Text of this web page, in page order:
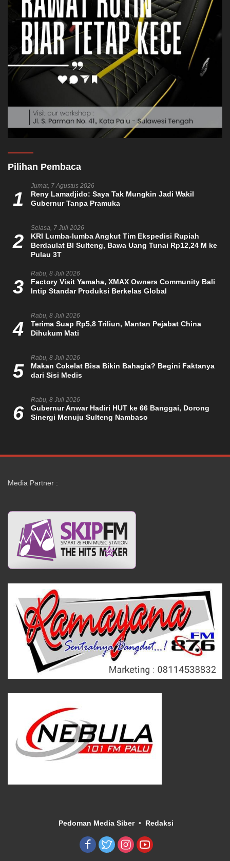
Pilihan Pembaca
1
Jumat, 7 Agustus 2026
Reny Lamadjido: Saya Tak Mungkin Jadi Wakil
Gubernur Tanpa Pramuka
2
Selasa, 7 Juli 2026
KRI Lumba-lumba Angkut Tim Ekspedisi Rupiah
Berdaulat BI Sulteng, Bawa Uang Tunai Rp12,24 M ke
Pulau 3T
3
Rabu, 8 Juli 2026
Factory Visit Yamaha, XMAX Owners Community Bali
Intip Standar Produksi Berkelas Global
4
Rabu, 8 Juli 2026
Terima Suap Rp5,8 Triliun, Mantan Pejabat China
Dihukum Mati
5
Rabu, 8 Juli 2026
Makan Cokelat Bisa Bikin Bahagia? Begini Faktanya
dari Sisi Medis
6
Rabu, 8 Juli 2026
Gubernur Anwar Hadiri HUT ke 66 Banggai, Dorong
Sinergi Menuju Sulteng Nambaso
Media Partner :
Pedoman Media Siber Redaksi